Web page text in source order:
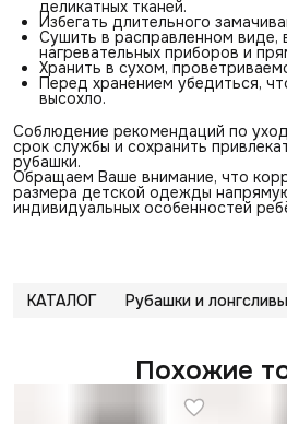
деликатных тканей.
Избегать длительного
Сушить в расправленном виде,
нагревательных приборов и
Хранить в сухом,
Перед хранением убедиться,
высохло.
Соблюдение рекомендаций по
срок службы и сохранить
рубашки.
Обращаем Ваше внимание, что
размера детской одежды
индивидуальных особенностей
КАТАЛОГ Рубашки и лонгсливы
Похожие